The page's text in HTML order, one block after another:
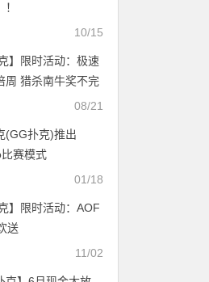
10/15
】限时活动：极速
周 猎杀南牛奖不完
WSOP线上主赛事
08/21
(GG扑克)推出
赛模式
01/18
】限时活动：AOF
送
11/02